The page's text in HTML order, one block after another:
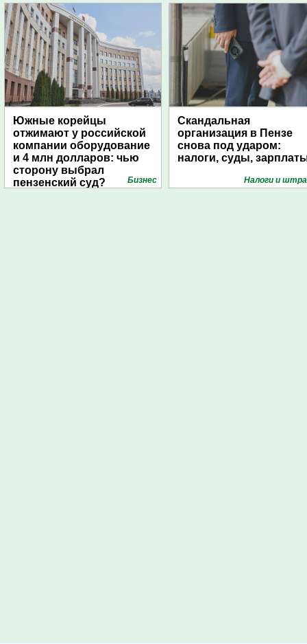
Южные корейцы
отжимают у российской
компании оборудование
и 4 млн долларов: чью
сторону выбрал
пензенский суд?
Бизнес
Скандальная
организация в Пензе
снова под ударом:
налоги, суды,
Налоги и